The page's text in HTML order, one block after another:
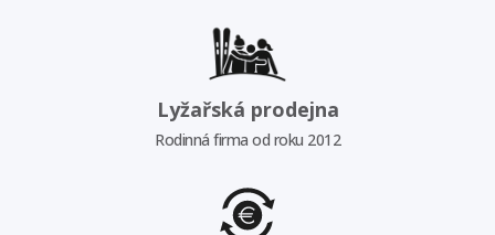
Lyžařská prodejna
Rodinná firma od roku 2012